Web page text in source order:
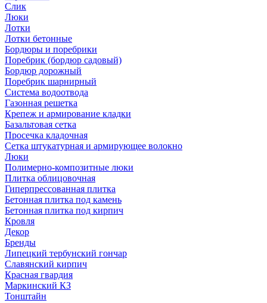
Слик
Люки
Лотки
Лотки бетонные
Бордюры и поребрики
Поребрик (бордюр садовый)
Бордюр дорожный
Поребрик шарнирный
Система водоотвода
Газонная решетка
Крепеж и армирование кладки
Базальтовая сетка
Просечка кладочная
Сетка штукатурная и армирующее волокно
Люки
Полимерно-композитные люки
Плитка облицовочная
Гиперпрессованная плитка
Бетонная плитка под камень
Бетонная плитка под кирпич
Кровля
Декор
Бренды
Липецкий тербунский гончар
Славянский кирпич
Красная гвардия
Маркинский КЗ
Тонштайн